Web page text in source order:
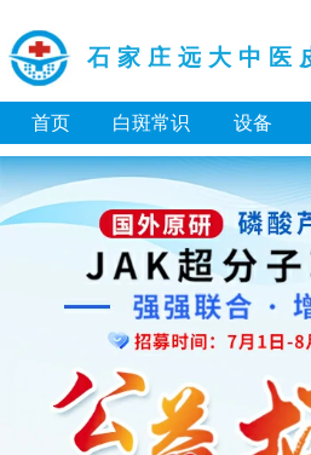
石家庄远大中医
首页 白斑常识 设备